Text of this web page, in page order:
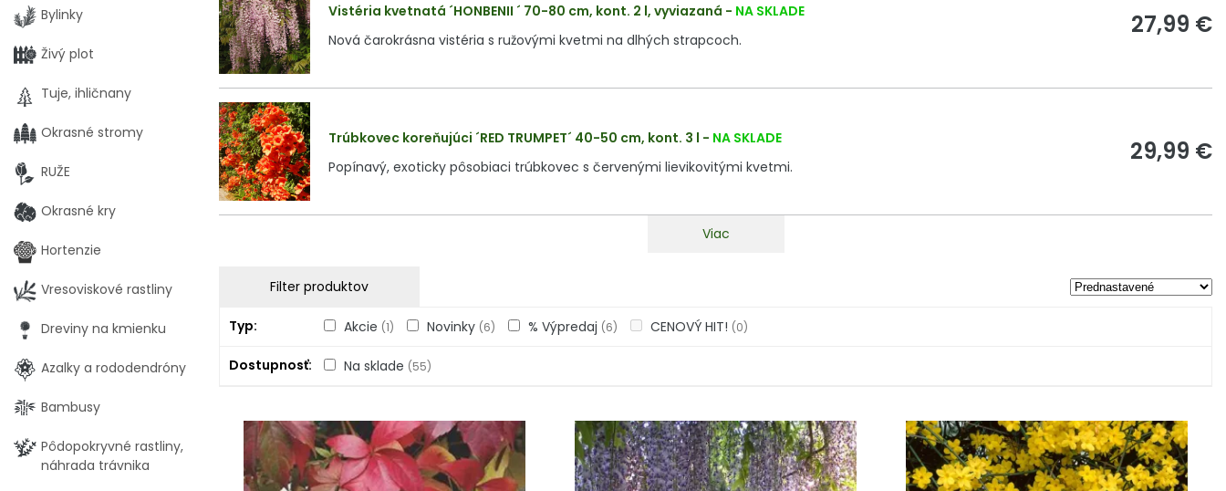
Vistéria kvetnatá ´HONBENII ´ 70-80 cm, kont. 2 l, vyviazaná - NA SKLADE
Nová čarokrásna vistéria s ružovými kvetmi na dlhých strapcoch.
27,99 €
Trúbkovec koreňujúci ´RED TRUMPET´ 40-50 cm, kont. 3 l - NA SKLADE
Popínavý, exoticky pôsobiaci trúbkovec s červenými lievikovitými kvetmi.
29,99 €
Viac
Filter produktov
Typ Akcie (1) Novinky (6) % Výpredaj (6) CENOVÝ HIT! (0)
Dostupnosť Na sklade (55)
Bylinky
Živý plot
Tuje, ihličnany
Okrasné stromy
RUŽE
Okrasné kry
Hortenzie
Vresoviskové rastliny
Dreviny na kmienku
Azalky a rododendróny
Bambusy
Pôdopokryvné rastliny,
náhrada trávnika